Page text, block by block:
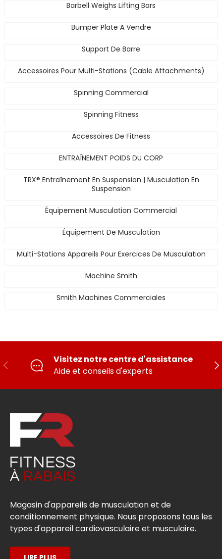
Barbell Weighs Lifting Bars
Bumper Plate A Vendre
Support De Barre
Accessoires Pour Multi-Stations (Cable Attachments)
Spinning Commercial
Spinning Fitness
Accessoires De Fitness
ENTRAÎNEMENT POIDS DU CORP
TRX® Entraînement En Suspension | Musculation En
Suspension
Équipement Musculation Commercial
Équipement De Musculation
Multi-Stations Appareils Pour Exercices De Musculation
Machine Smith
Smith Machines Commerciales
PRÉCÉDENT
Visitez notre centre d'assistance
Aide et conseils d'experts
Magasin d'appareils de musculation et de
conditionnement physique. Nous proposons tous les
types d'appareil cardiovasculaire et musculaire.